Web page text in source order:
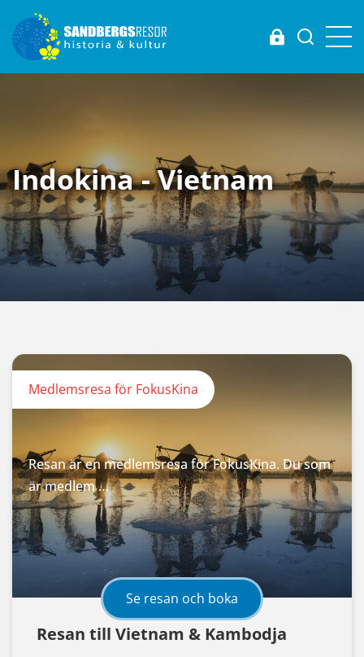
Login
Indokina - Vietnam
Resan är en medlemsresa för FokusKina. Du som
är medlem …
Medlemsresa för FokusKina
Resan till Vietnam & Kambodja
Se resan och boka